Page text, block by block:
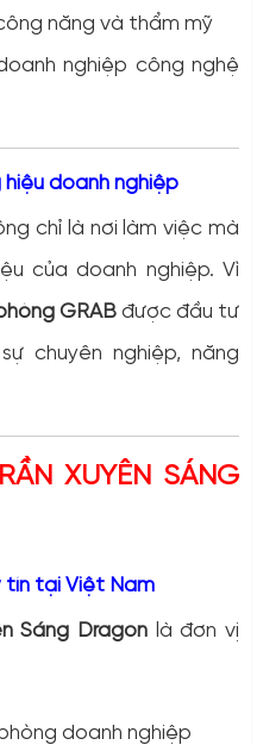
năng và thẩm mỹ
nghiệp công nghệ
doanh nghiệp
chỉ là nơi làm việc mà
của doanh nghiệp. Vì
GRABđược đầu tư
chuyên nghiệp, năng
XUYÊN SÁNG
tín tại Việt Nam
Sáng Dragon là đơn vị
doanh nghiệp